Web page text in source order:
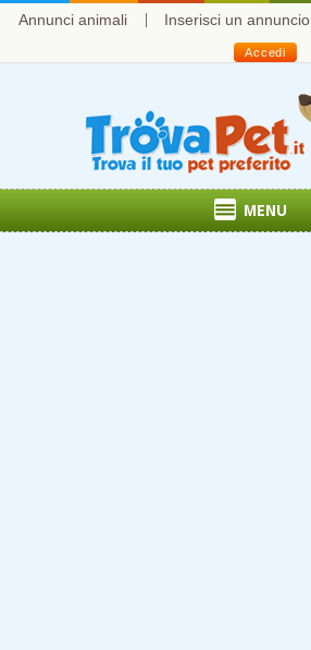
Annunci animali Inserisci un annuncio
Accedi
MENU